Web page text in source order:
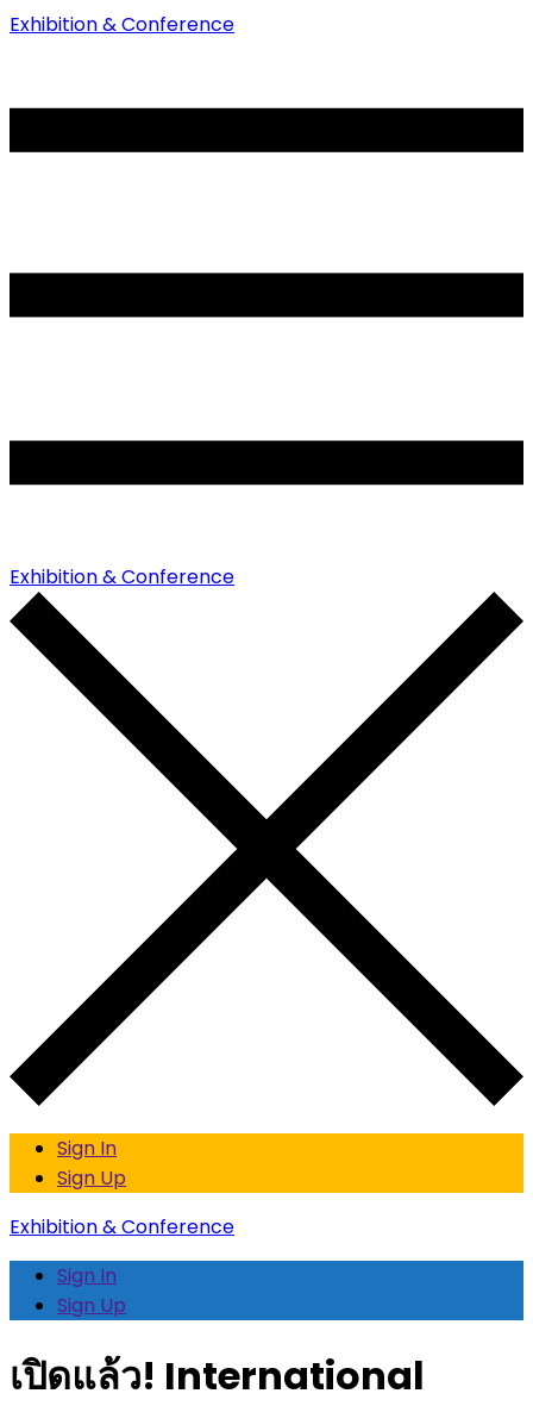
Exhibition & Conference
Exhibition & Conference
Sign In
Sign Up
Exhibition & Conference
Sign In
Sign Up
เปิดแล้ว! International